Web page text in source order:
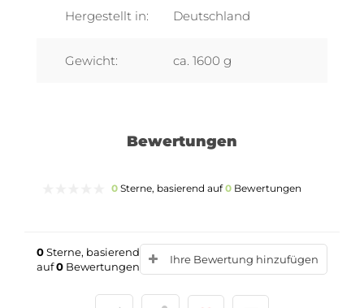
Hergestellt in: Deutschland
Gewicht: ca. 1600 g
Bewertungen
0 Sterne, basierend auf0 Bewertungen
0Sterne, basierend
auf0 Bewertungen
Ihre Bewertung hinzufügen